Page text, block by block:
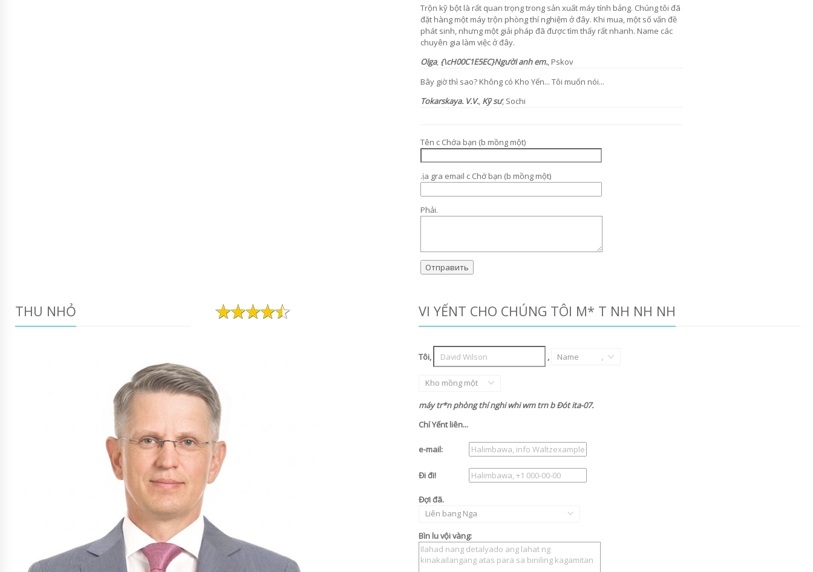
Trộn kỹ bột là rất quan trọng trong sản xuất máy tính bảng. Chúng tôi đã
đặt hàng một máy trộn phòng thí nghiệm ở đây. Khi mua, một số vấn đề
phát sinh, nhưng một giải pháp đã được tìm thấy rất nhanh. Name các
chuyên gia làm việc ở đây.
Olga, {\cH00C1E5EC}Người anh em., Pskov
Bây giờ thì sao? Không có Kho Yến... Tôi muốn nói...
Tokarskaya. V.V., Kỹ sư, Sochi
Tên c Chớa bạn (b mồng một)
.ịa gra email c Chớ bạn (b mồng một)
Phải.
THU NHỎ VI YẾNT CHO CHÚNG TÔI M* T NH NH NH
Tôi, , Name
Kho mồng một
máy tr*n phòng thí nghi whi wm trn b Ðót ita-07.
Chí Yếnt liên...
e-mail:
Đi đi!
Đợi đã.
Liên bang Nga
Bìn lu vội vàng: